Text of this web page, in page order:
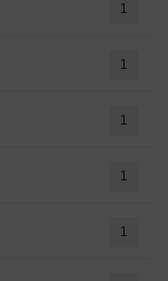
1
1
1
1
1